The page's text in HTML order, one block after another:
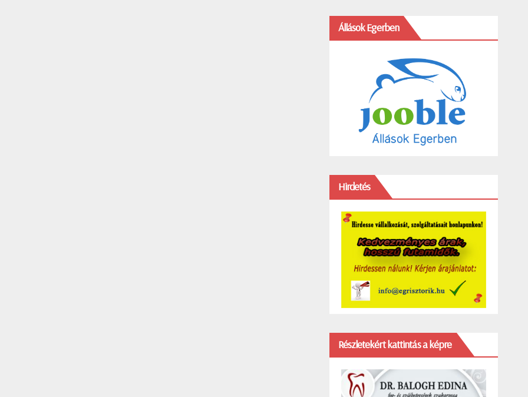
Állások Egerben
Hirdetés
Részletekért kattintás a képre